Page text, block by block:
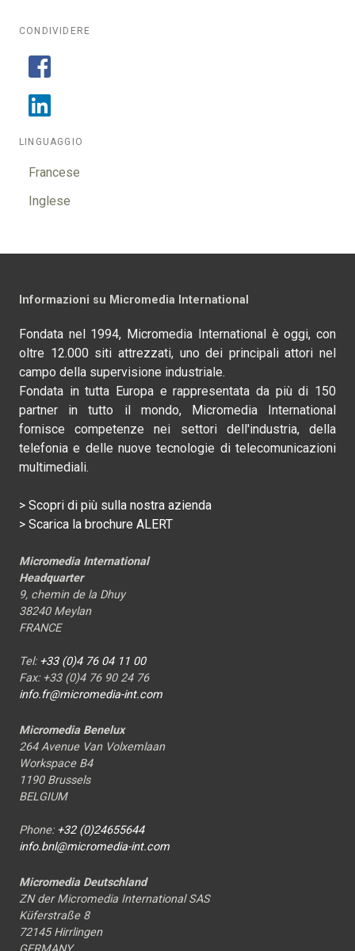
CONDIVIDERE
LINGUAGGIO
Francese
Inglese
Informazioni su Micromedia International
Fondata nel 1994, Micromedia International è oggi, con
oltre 12.000 siti attrezzati, uno dei principali attori nel
campo della supervisione industriale.
Fondata in tutta Europa e rappresentata da più di 150
partner in tutto il mondo, Micromedia International
fornisce competenze nei settori dell'industria, della
telefonia e delle nuove tecnologie di telecomunicazioni
multimediali.
> Scopri di più sulla nostra azienda
> Scarica la brochure ALERT
Micromedia International
Headquarter
9, chemin de la Dhuy
38240 Meylan
FRANCE
Tel: +33 (0)4 76 04 11 00
Fax: +33 (0)4 76 90 24 76
info.fr@micromedia-int.com
Micromedia Benelux
264 Avenue Van Volxemlaan
Workspace B4
1190 Brussels
BELGIUM
Phone: +32 (0)24655644
info.bnl@micromedia-int.com
Micromedia Deutschland
ZN der Micromedia International SAS
Küferstraße 8
72145 Hirrlingen